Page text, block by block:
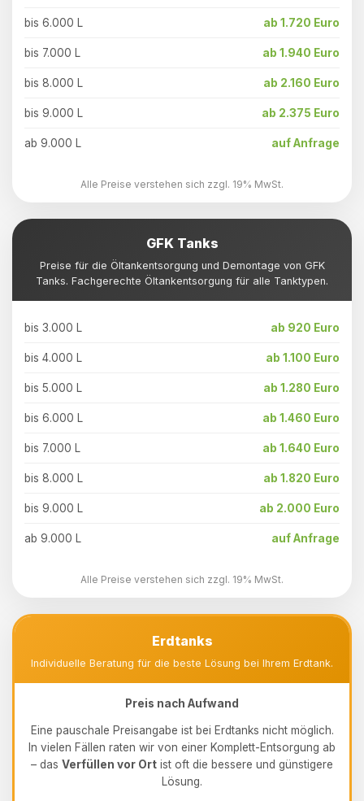
bis 6.000 L ab 1.720 Euro
bis 7.000 L ab 1.940 Euro
bis 8.000 L ab 2.160 Euro
bis 9.000 L ab 2.375 Euro
ab 9.000 L auf Anfrage
Alle Preise verstehen sich zzgl. 19% MwSt.
GFK Tanks
Preise für die Öltankentsorgung und Demontage von GFK
Tanks. Fachgerechte Öltankentsorgung für alle Tanktypen.
bis 3.000 L ab 920 Euro
bis 4.000 L ab 1.100 Euro
bis 5.000 L ab 1.280 Euro
bis 6.000 L ab 1.460 Euro
bis 7.000 L ab 1.640 Euro
bis 8.000 L ab 1.820 Euro
bis 9.000 L ab 2.000 Euro
ab 9.000 L auf Anfrage
Alle Preise verstehen sich zzgl. 19% MwSt.
Erdtanks
Individuelle Beratung für die beste Lösung bei Ihrem Erdtank.
Preis nach Aufwand
Eine pauschale Preisangabe ist bei Erdtanks nicht möglich.
In vielen Fällen raten wir von einer Komplett-Entsorgung ab
– das Verfüllen vor Ort ist oft die bessere und günstigere
Lösung.